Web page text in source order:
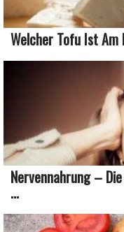
Welcher Tofu Ist Am
Nervennahrung –
...